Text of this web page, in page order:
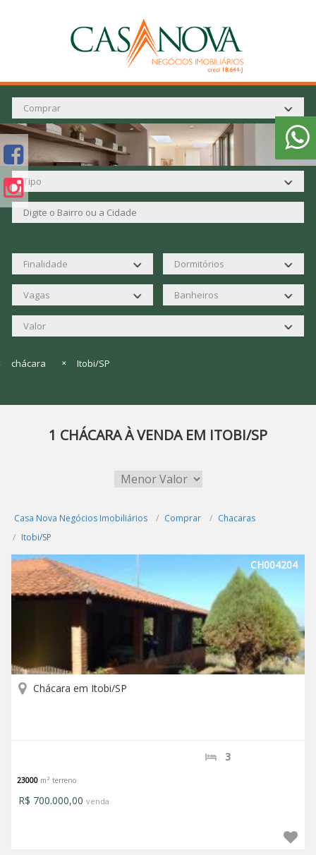
chácara Itobi/SP
1 CHÁCARA À VENDA EM ITOBI/SP
Casa Nova Negócios Imobiliários Comprar
Chacaras
Itobi/SP
CH004204
chácara em Itobi/SP
3
23000 m² terreno
R$ 700.000,00 venda